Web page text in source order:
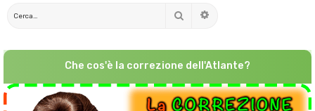
Cerca
Che cos'è la correzione dell'Atlante?